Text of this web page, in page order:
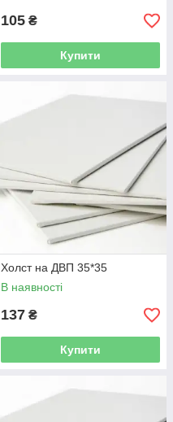
105 ₴
Купити
Холст на ДВП 35*35
В наявності
137 ₴
Купити